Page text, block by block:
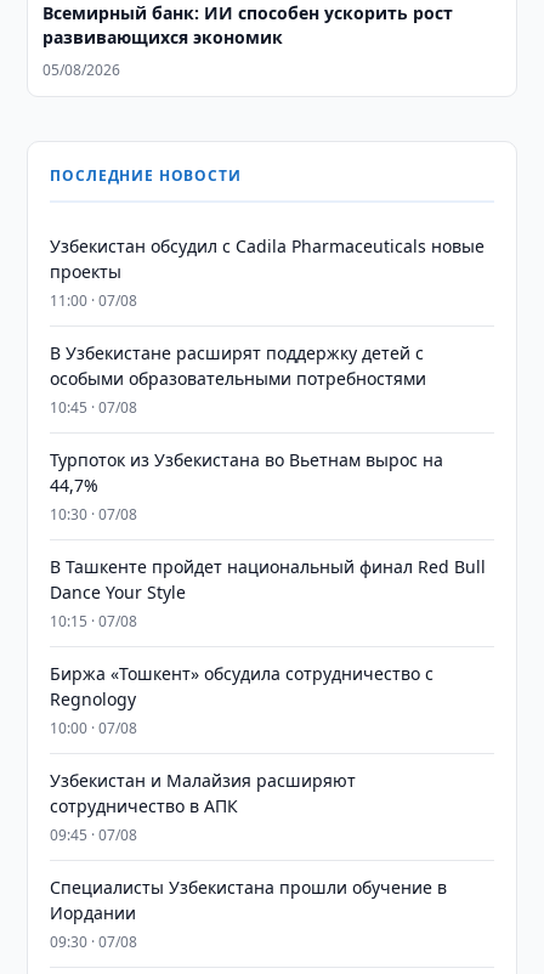
Всемирный банк: ИИ способен ускорить рост
развивающихся экономик
05/08/2026
ПОСЛЕДНИЕ НОВОСТИ
Узбекистан обсудил с Cadila Pharmaceuticals новые
проекты
11:00 · 07/08
В Узбекистане расширят поддержку детей с
особыми образовательными потребностями
10:45 · 07/08
Турпоток из Узбекистана во Вьетнам вырос на
44,7%
10:30 · 07/08
В Ташкенте пройдет национальный финал Red Bull
Dance Your Style
10:15 · 07/08
Биржа «Тошкент» обсудила сотрудничество с
Regnology
10:00 · 07/08
Узбекистан и Малайзия расширяют
сотрудничество в АПК
09:45 · 07/08
Специалисты Узбекистана прошли обучение в
Иордании
09:30 · 07/08